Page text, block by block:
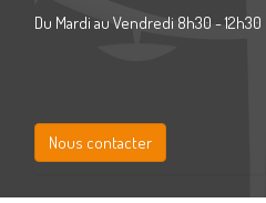
Du Mardi au Vendredi 8h30 - 12h30
Nous contacter